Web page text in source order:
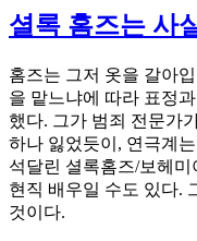
셜록 홈즈는 사
홈즈는 그저 옷을 갈아
을 맡느냐에 따라 표정
했다. 그가 범죄 전문가
하나 잃었듯이, 연극계
석달린 셜록홈즈/보헤
현직 배우일 수도 있다.
것이다.